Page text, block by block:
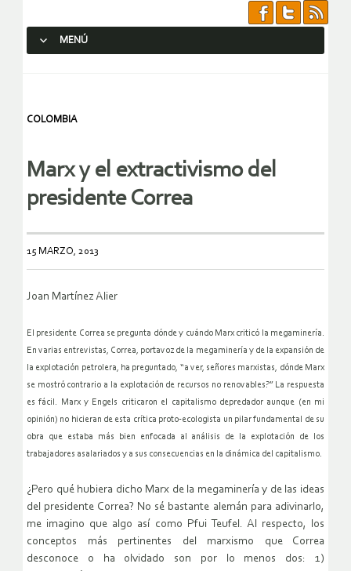
MENÚ
COLOMBIA
Marx y el extractivismo del
presidente Correa
15 MARZO, 2013
Joan Martínez Alier
El presidente Correa se pregunta dónde y cuándo Marx criticó la megaminería.
En varias entrevistas, Correa, portavoz de la megaminería y de la expansión de
la explotación petrolera, ha preguntado, “a ver, señores marxistas, dónde Marx
se mostró contrario a la explotación de recursos no renovables?” La respuesta
es fácil. Marx y Engels criticaron el capitalismo depredador aunque (en mi
opinión) no hicieran de esta crítica proto-ecologista un pilar fundamental de su
obra que estaba más bien enfocada al análisis de la explotación de los
trabajadores asalariados y a sus consecuencias en la dinámica del capitalismo.
¿Pero qué hubiera dicho Marx de la megaminería y de las ideas
del presidente Correa? No sé bastante alemán para adivinarlo,
me imagino que algo así como Pfui Teufel. Al respecto, los
conceptos más pertinentes del marxismo que Correa
desconoce o ha olvidado son por lo menos dos: 1)